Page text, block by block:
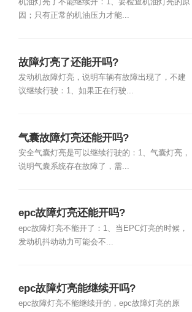
机油灯亮了不能继续开：1、要检查机油灯亮的原
因；只有正常的机油压力才能...
故障灯亮了还能开吗?
发动机故障灯亮，说明车辆有故障出现了，不建
议继续行驶：1、如果正在行驶...
气囊故障灯亮还能开吗?
安全气囊灯亮是可以继续行驶的：1、气囊灯亮，
说明气囊系统存在故障了，需...
epc故障灯亮还能开吗?
epc故障灯亮不能开了：1、当EPC灯亮的时候，
发动机抖动动力可能会不...
epc故障灯亮能继续开吗?
epc故障灯亮不能继续开的，epc故障灯亮的原